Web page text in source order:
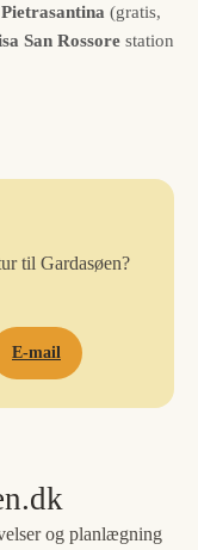
(gratis,
San Rossore station
til Gardasøen?
E-mail
og planlægning